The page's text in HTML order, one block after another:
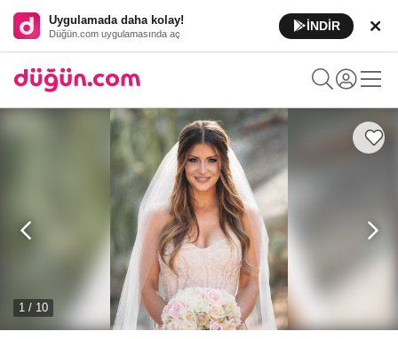
Uygulamada daha kolay!
Düğün.com uygulamasında aç
İNDİR
1 / 10